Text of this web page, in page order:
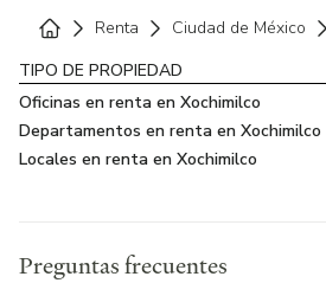
Renta Ciudad de México
TIPO DE PROPIEDAD
Oficinas en renta en Xochimilco
Departamentos en renta en Xochimilco
Locales en renta en Xochimilco
Preguntas frecuentes